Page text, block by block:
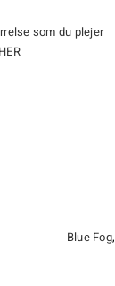
som du plejer
HER
Blue Fog,